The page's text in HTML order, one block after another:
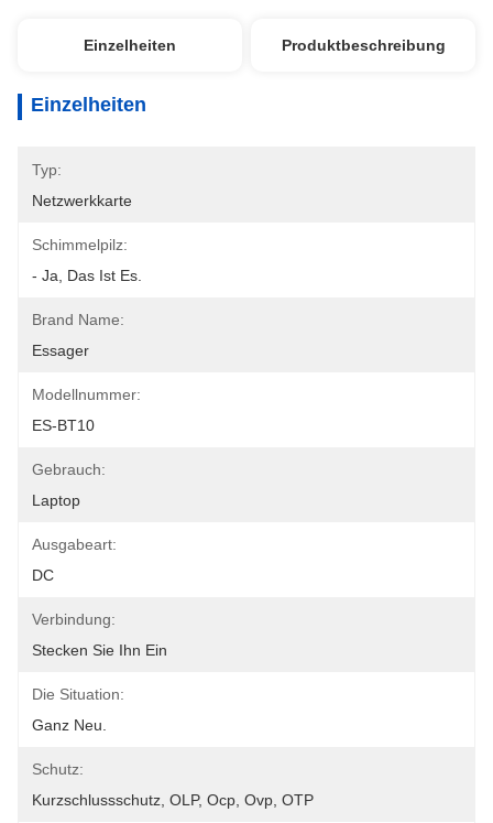
Einzelheiten Produktbeschreibung
Einzelheiten
Typ:
Netzwerkkarte
Schimmelpilz:
- Ja, Das Ist Es.
Brand Name:
Essager
Modellnummer:
ES-BT10
Gebrauch:
Laptop
Ausgabeart:
DC
Verbindung:
Stecken Sie Ihn Ein
Die Situation:
Ganz Neu.
Schutz:
Kurzschlussschutz, OLP, Ocp, Ovp, OTP